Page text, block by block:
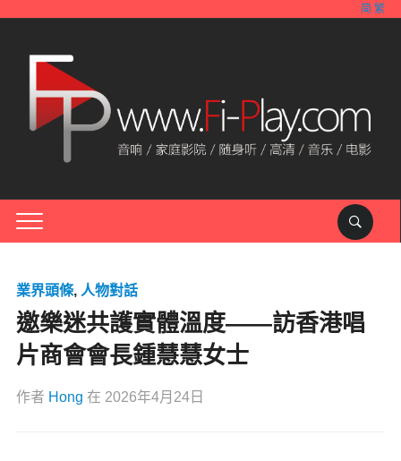
简 繁
業界頭條, 人物對話
邀樂迷共護實體溫度——訪香港唱
片商會會長鍾慧慧女士
作者 Hong 在 2026年4月24日